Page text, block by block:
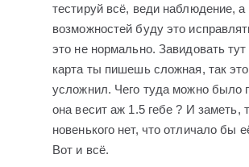
тестируй всё, веди наблюдение,
возможностей буду это
это не нормально. Завидовать
карта ты пишешь сложная, так
усложнил. Чего туда можно было
она весит аж 1.5 гебе ? И заметь,
новенького нет, что отличало бы
Вот и всё.